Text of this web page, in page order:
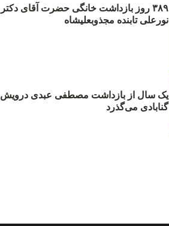
۳۸۹ روز بازداشت خانگی حضرت آقای دکتر
نورعلی تابنده مجذوبعلیشاه
یک سال از بازداشت مصطفی عبدی درویش
گنابادی می‌گذرد